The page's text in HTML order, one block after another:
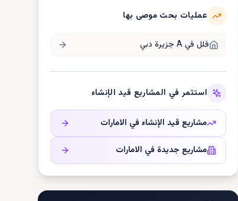
عمليات بحث موصى بها
فلل فيA جزيرة دبي
استثمر في المشاريع قيد الإنشاء
مشاريع قيد الإنشاء في الامارات
مشاريع جديدة في الامارات